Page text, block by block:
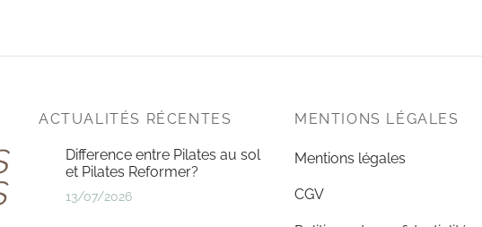
ACTUALITÉS RÉCENTES
Difference entre Pilates au sol
et Pilates Reformer?
13/07/2026
MENTIONS LÉGALES
Mentions légales
CGV